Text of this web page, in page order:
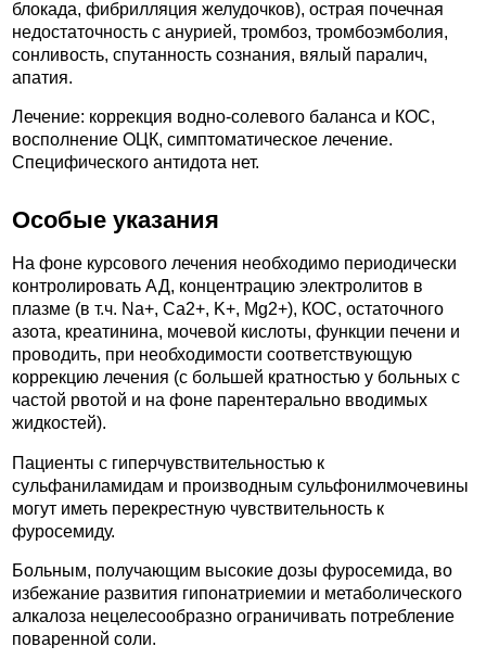
блокада, фибрилляция желудочков), острая почечная
недостаточность с анурией, тромбоз, тромбоэмболия,
сонливость, спутанность сознания, вялый паралич,
апатия.
Лечение: коррекция водно-солевого баланса и КОС,
восполнение ОЦК, симптоматическое лечение.
Специфического антидота нет.
Особые указания
На фоне курсового лечения необходимо периодически
контролировать АД, концентрацию электролитов в
плазме (в т.ч. Na+, Ca2+, K+, Mg2+), КОС, остаточного
азота, креатинина, мочевой кислоты, функции печени и
проводить, при необходимости соответствующую
коррекцию лечения (с большей кратностью у больных с
частой рвотой и на фоне парентерально вводимых
жидкостей).
Пациенты с гиперчувствительностью к
сульфаниламидам и производным сульфонилмочевины
могут иметь перекрестную чувствительность к
фуросемиду.
Больным, получающим высокие дозы фуросемида, во
избежание развития гипонатриемии и метаболического
алкалоза нецелесообразно ограничивать потребление
поваренной соли.